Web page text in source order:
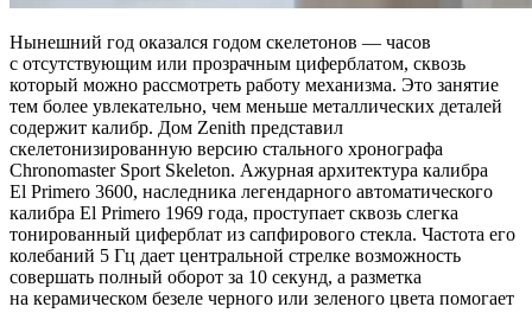
Нынешний год оказался годом скелетонов — часов
с отсутствующим или прозрачным циферблатом, сквозь
который можно рассмотреть работу механизма. Это занятие
тем более увлекательно, чем меньше металлических деталей
содержит калибр. Дом Zenith представил
скелетонизированную версию стального хронографа
Chronomaster Sport Skeleton. Ажурная архитектура калибра
El Primero 3600, наследника легендарного автоматического
калибра El Primero 1969 года, проступает сквозь слегка
тонированный циферблат из сапфирового стекла. Частота его
колебаний 5 Гц дает центральной стрелке возможность
совершать полный оборот за 10 секунд, а разметка
на керамическом безеле черного или зеленого цвета помогает